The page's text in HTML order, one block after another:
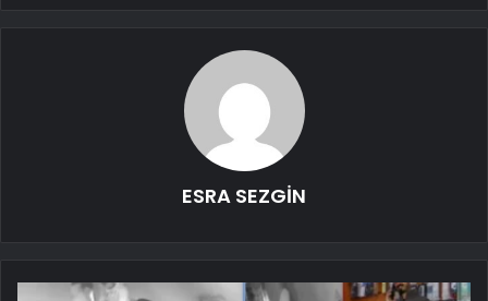
ESRA SEZGİN